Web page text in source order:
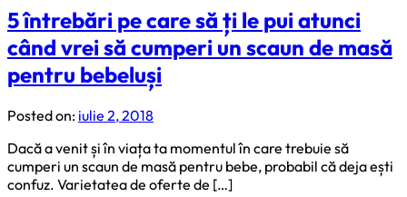
5 întrebări pe care să ți le pui atunci
când vrei să cumperi un scaun de masă
pentru bebeluși
Posted on: iulie 2, 2018
Dacă a venit și în viața ta momentul în care trebuie să
cumperi un scaun de masă pentru bebe, probabil că deja ești
confuz. Varietatea de oferte de […]